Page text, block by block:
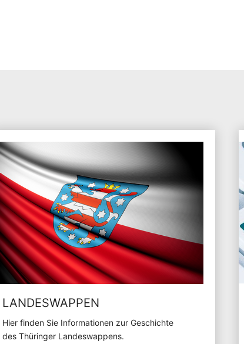
LANDESWAPPEN
Hier finden Sie Informationen zur Geschichte
des Thüringer Landeswappens.